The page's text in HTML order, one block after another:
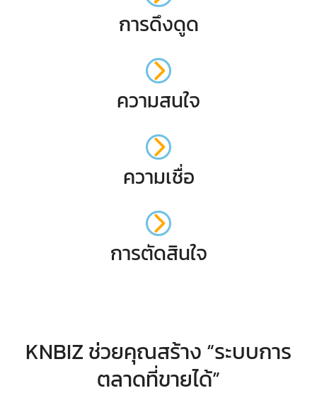
การดึงดูด
ความสนใจ
ความเชื่อ
การตัดสินใจ
KNBIZ ช่วยคุณสร้าง “ระบบการ
ตลาดที่ขายได้”